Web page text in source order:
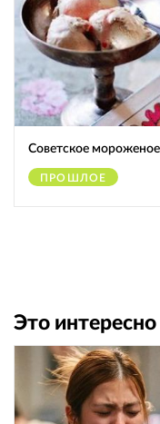
Советское
ПРОШЛОЕ
Это интересно